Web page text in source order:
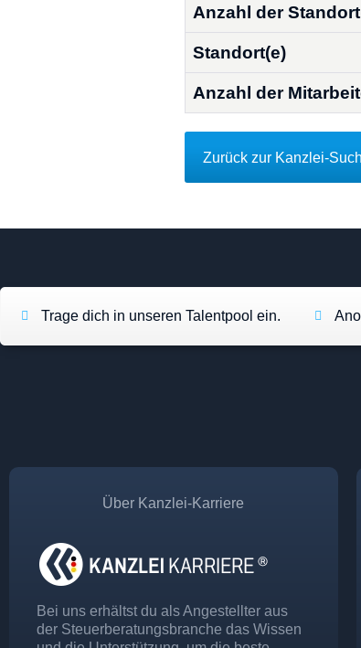
Anzahl der
Standort(e)
Anzahl der
Zurück zur Kanzlei-
Trage dich in unseren Talentpool ein.
Über Kanzlei-Karriere
Bei uns erhältst du als Angestellter aus
der Steuerberatungsbranche das Wissen